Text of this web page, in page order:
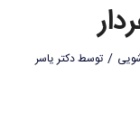
/ توسطدکتر یاسر